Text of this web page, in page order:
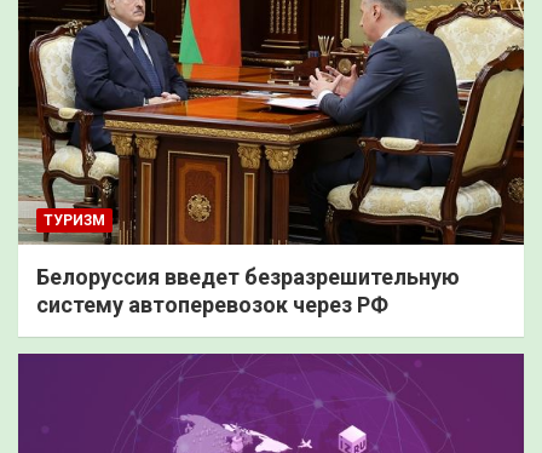
ТУРИЗМ
Белоруссия введет безразрешительную
систему автоперевозок через РФ